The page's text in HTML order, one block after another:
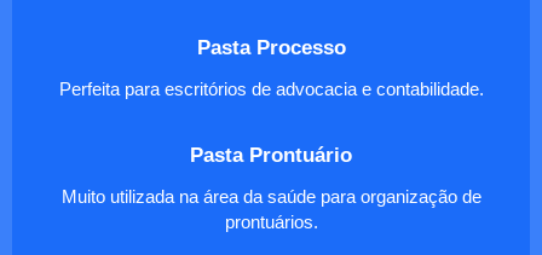
Pasta Processo
Perfeita para escritórios de advocacia e contabilidade.
Pasta Prontuário
Muito utilizada na área da saúde para organização de
prontuários.